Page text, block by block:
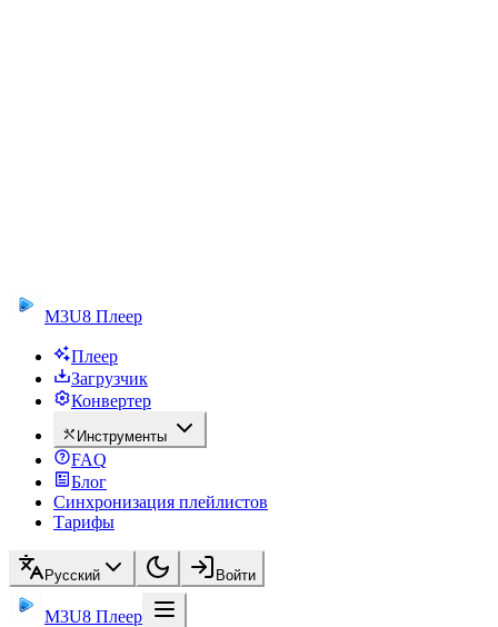
M3U8 Плеер
Плеер
Загрузчик
Конвертер
Инструменты
FAQ
Блог
Синхронизация плейлистов
Тарифы
Русский Войти
M3U8 Плеер